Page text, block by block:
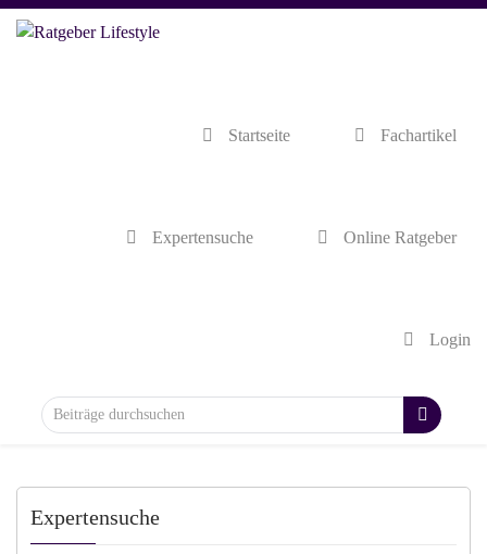
Startseite Fachartikel
Expertensuche Online Ratgeber
Login
Expertensuche